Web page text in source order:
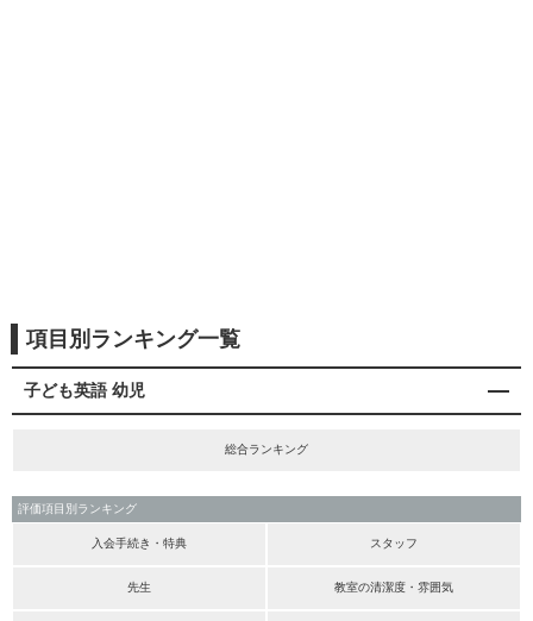
項目別ランキング一覧
子ども英語 幼児
総合ランキング
評価項目別ランキング
入会手続き・特典 スタッフ
先生 教室の清潔度・雰囲気